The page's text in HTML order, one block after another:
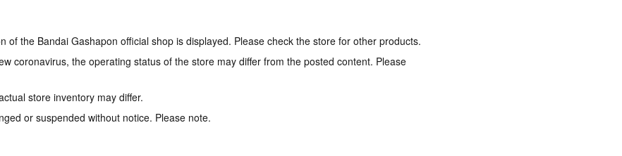
of the Bandai Gashapon official shop is displayed. Please check the store for other products.
coronavirus, the operating status of the store may differ from the posted content. Please
store inventory may differ.
or suspended without notice. Please note.